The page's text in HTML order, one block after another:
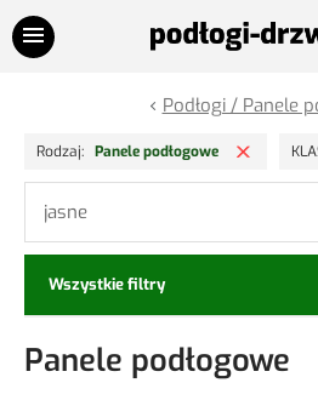
Przejdź do treści
Podłogi drewniane
Podłogi / Panele
Rodzaj Panele podłogowe
Wszystkie filtry
Panele podłogowe